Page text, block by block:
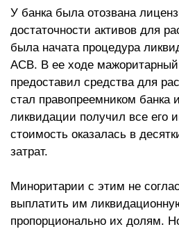
У банка была отозвана
достаточности активов для
была начата процедура
АСВ. В ее ходе мажоритарный
предоставил средства для
стал правопреемником банка
ликвидации получил все его
стоимость оказалась в
затрат.
Миноритарии с этим не
выплатить им
пропорционально их долям.